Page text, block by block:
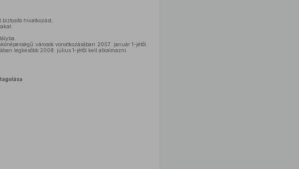
hivatkozást,
városok vonatkozásában 2007. január 1-jétől,
legkésőbb 2008. július 1-jétől kell alkalmazni.